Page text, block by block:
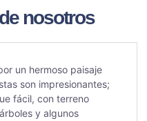
nosotros
un hermoso paisaje
son impresionantes;
fácil, con terreno
y algunos